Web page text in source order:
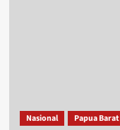
Nasional Papua Barat